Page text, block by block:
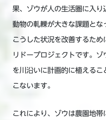
果、ゾウが人の生活圏に入
動物の軋轢が大きな課題とな
こうした状況を改善するた
リドープロジェクトです。
を川沿いに計画的に植える
こないます。
これにより、ゾウは農園地